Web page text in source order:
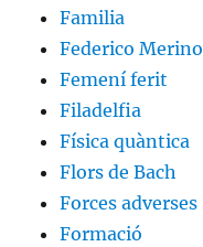
Familia
Federico Merino
Femení ferit
Filadelfia
Física quàntica
Flors de Bach
Forces adverses
Formació